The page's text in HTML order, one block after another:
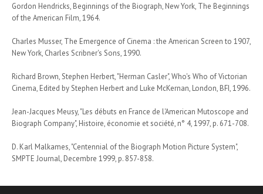
Gordon Hendricks, Beginnings of the Biograph, New York, The Beginnings
of the American Film, 1964.
Charles Musser, The Emergence of Cinema : the American Screen to 1907,
New York, Charles Scribner's Sons, 1990.
Richard Brown, Stephen Herbert, "Herman Casler", Who's Who of Victorian
Cinema, Edited by Stephen Herbert and Luke McKernan, London, BFI, 1996.
Jean-Jacques Meusy, "Les débuts en France de l'American Mutoscope and
Biograph Company", Histoire, économie et société, n° 4, 1997, p. 671-708.
D. Karl Malkames, "Centennial of the Biograph Motion Picture System",
SMPTE Journal, Decembre 1999, p. 857-858.